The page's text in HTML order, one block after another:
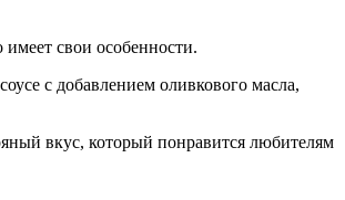
свои особенности.
с добавлением оливкового масла,
вкус, который понравится любителям